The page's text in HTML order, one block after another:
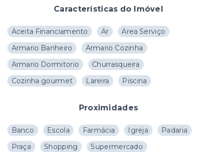
Características do Imóvel
Aceita Financiamento Ar
Area Serviço
Armario Banheiro
Armario Cozinha
Armario Dormitorio
Churrasqueira
Cozinha gourmet
Lareira Piscina
Proximidades
Banco Escola Farmácia Igreja
Padaria
Praça
Shopping
Supermercado